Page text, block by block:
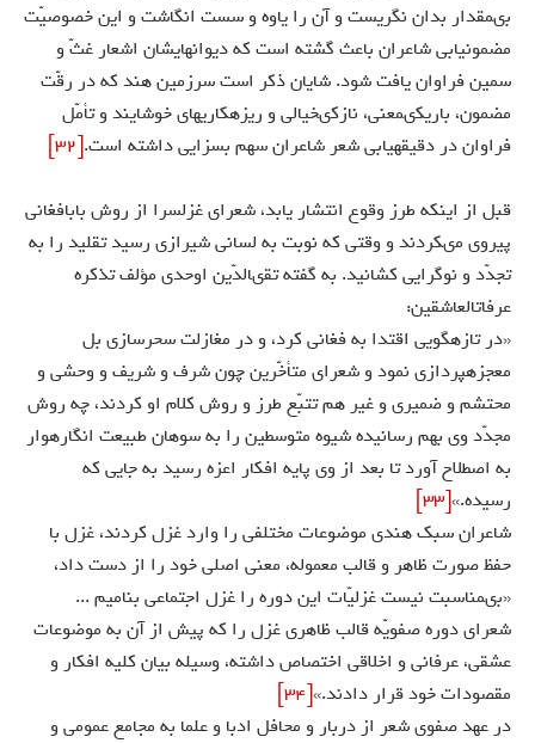
بى‏مقدار بدان نگريست و آن را ياوه و سست انگاشت و اين خصوصيّت
مضمون‏يابى شاعران باعث گشته است كه ديوانهايشان اشعار غثّ و
سمين فراوان يافت شود. شايان ذكر است سرزمين هند كه در رقّت
مضمون، باريكى‏معنى، نازكى‏خيالى و ريزه‏كاريهاى خوشايند و تأمّل
فراوان در دقيقه‏يابى شعر شاعران سهم بسزايى داشته است.[32]
قبل از اينكه طرز وقوع انتشار يابد، شعراى غزلسرا از روش بابافغانى
پيروى مى‏كردند و وقتى كه نوبت به لسانى شيرازى رسيد تقليد را به
تجدّد و نوگرايى كشانيد. به گفته تقى‏الدّين اوحدى مؤلف تذكره
عرفات‏العاشقين:
«در تازه‏گويى اقتدا به فغانى كرد، و در مغازلت سحرسازى بل
معجزه‏پردازى نمود و شعراى متأخّرين چون شرف و شريف و وحشى و
محتشم و ضميرى و غير هم تتبّع طرز و روش كلام او كردند، چه روش
مجدّد وى بهم رسانيده شيوه متوسطين را به سوهان طبيعت انگاره‏وار
به اصطلاح آورد تا بعد از وى پايه افكار اعزه رسيد به جايى كه
رسيده.»[33]
شاعران سبك هندى موضوعات مختلفى را وارد غزل كردند، غزل با
حفظ صورت ظاهر و قالب معموله، معنى اصلى خود را از دست داد،
«بى‏مناسبت نيست غزليّات اين دوره را غزل اجتماعى بناميم ...
شعراى دوره صفويّه قالب ظاهرى غزل را كه پيش از آن به موضوعات
عشقى، عرفانى و اخلاقى اختصاص داشته، وسيله بيان كليه افكار و
مقصودات خود قرار دادند.»[34]
در عهد صفوى شعر از دربار و محافل ادبا و علما به مجامع عمومى و